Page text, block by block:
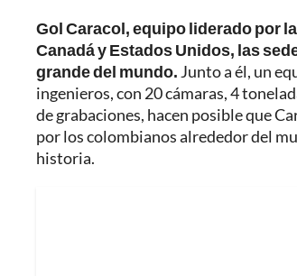
Gol Caracol, equipo liderado por
Canadá y Estados Unidos, las
grande del mundo. Junto a él, un
ingenieros, con 20 cámaras, 4
de grabaciones, hacen posible que
por los colombianos alrededor del
historia.